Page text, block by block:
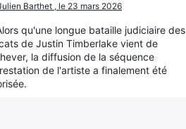
Barthet , le 23 mars 2026
qu'une longue bataille judiciaire des
de Justin Timberlake vient de
la diffusion de la séquence
de l'artiste a finalement été